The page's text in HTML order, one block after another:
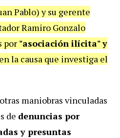
Pablo) y su gerente
Ramiro Gonzalo
por "asociación ilícita" y
en la causa que investiga el
maniobras vinculadas
de denuncias por
y presuntas